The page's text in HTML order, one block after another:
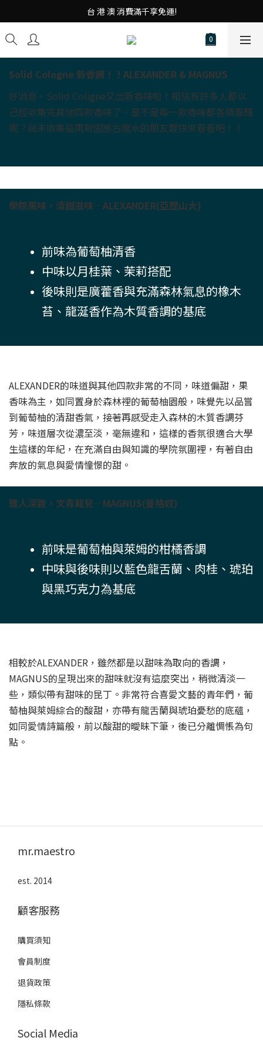
台 港 澳 消費滿千享免運!
台 港 澳 消費滿千享免運!
重磅素Tee 夏日滿件"現折優惠"!
台 港 澳 消費滿千享免運!
Solid Cologne 新香調！！ALEXANDER & MAGNUS
好消息，Solid Coligne又出新香味啦！相信有許多人都以
己經收集完其他四款香味了，是不是每一款香味都各領風騷
呢？尚未收集這兩款固態古龍水的朋友趕快來看看吧！！
學院風味，清甜滋味—ALEXANDER(亞歷山大)
前味為葡萄柚清香
中味以月桂葉、茉莉搭配
後味則是廣藿香與充滿森林氣息的橡木
苔、龍涎香作為木質香調的基底
ALEXANDER的味道與其他四款非常的不同，味道偏甜，果
香味為主，如同置身於森林裡的葡萄柚園般，味覺先以品嘗
到葡萄柚的清甜香氣，接著再感受走入森林的木質香調芬
芳，味道層次從濃至淡，毫無違和，這樣的香氛很適合大學
生這樣的年紀，在充滿自由與知識的學院氛圍裡，有著自由
奔放的氣息與愛情憧憬的甜。
雅人深致，文青範兒—MAGNUS(曼格奴)
前味是葡萄柚與萊姆的柑橘香調
中味與後味則以藍色龍舌蘭、肉桂、琥珀
與黑巧克力為基底
相較於ALEXANDER，雖然都是以甜味為取向的香調，
MAGNUS的呈現出來的甜味就沒有這麼突出，稍微清淡一
些，類似帶有甜味的昆丁。非常符合喜愛文藝的青年們，葡
萄柚與萊姆綜合的酸甜，亦帶有龍舌蘭與琥珀憂愁的底蘊，
如同愛情詩篇般，前以酸甜的曖昧下筆，後已分離惆悵為句
點。
mr.maestro
est. 2014
顧客服務
購買須知
會員制度
退貨政策
隱私條款
Social Media